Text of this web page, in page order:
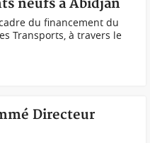
neufs à Abidjan
du financement du
Transports, à travers le
Directeur